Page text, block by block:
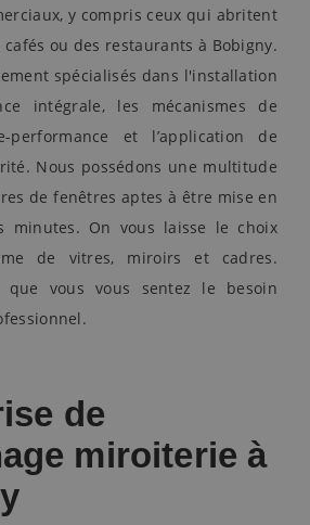
y compris ceux qui abritent
ou des restaurants à Bobigny.
spécialisés dans l'installation
intégrale, les mécanismes de
performance et l’application de
Nous possédons une multitude
de fenêtres aptes à être mise en
minutes. On vous laisse le choix
de vitres, miroirs et cadres.
que vous vous sentez le besoin
de
miroiterie à